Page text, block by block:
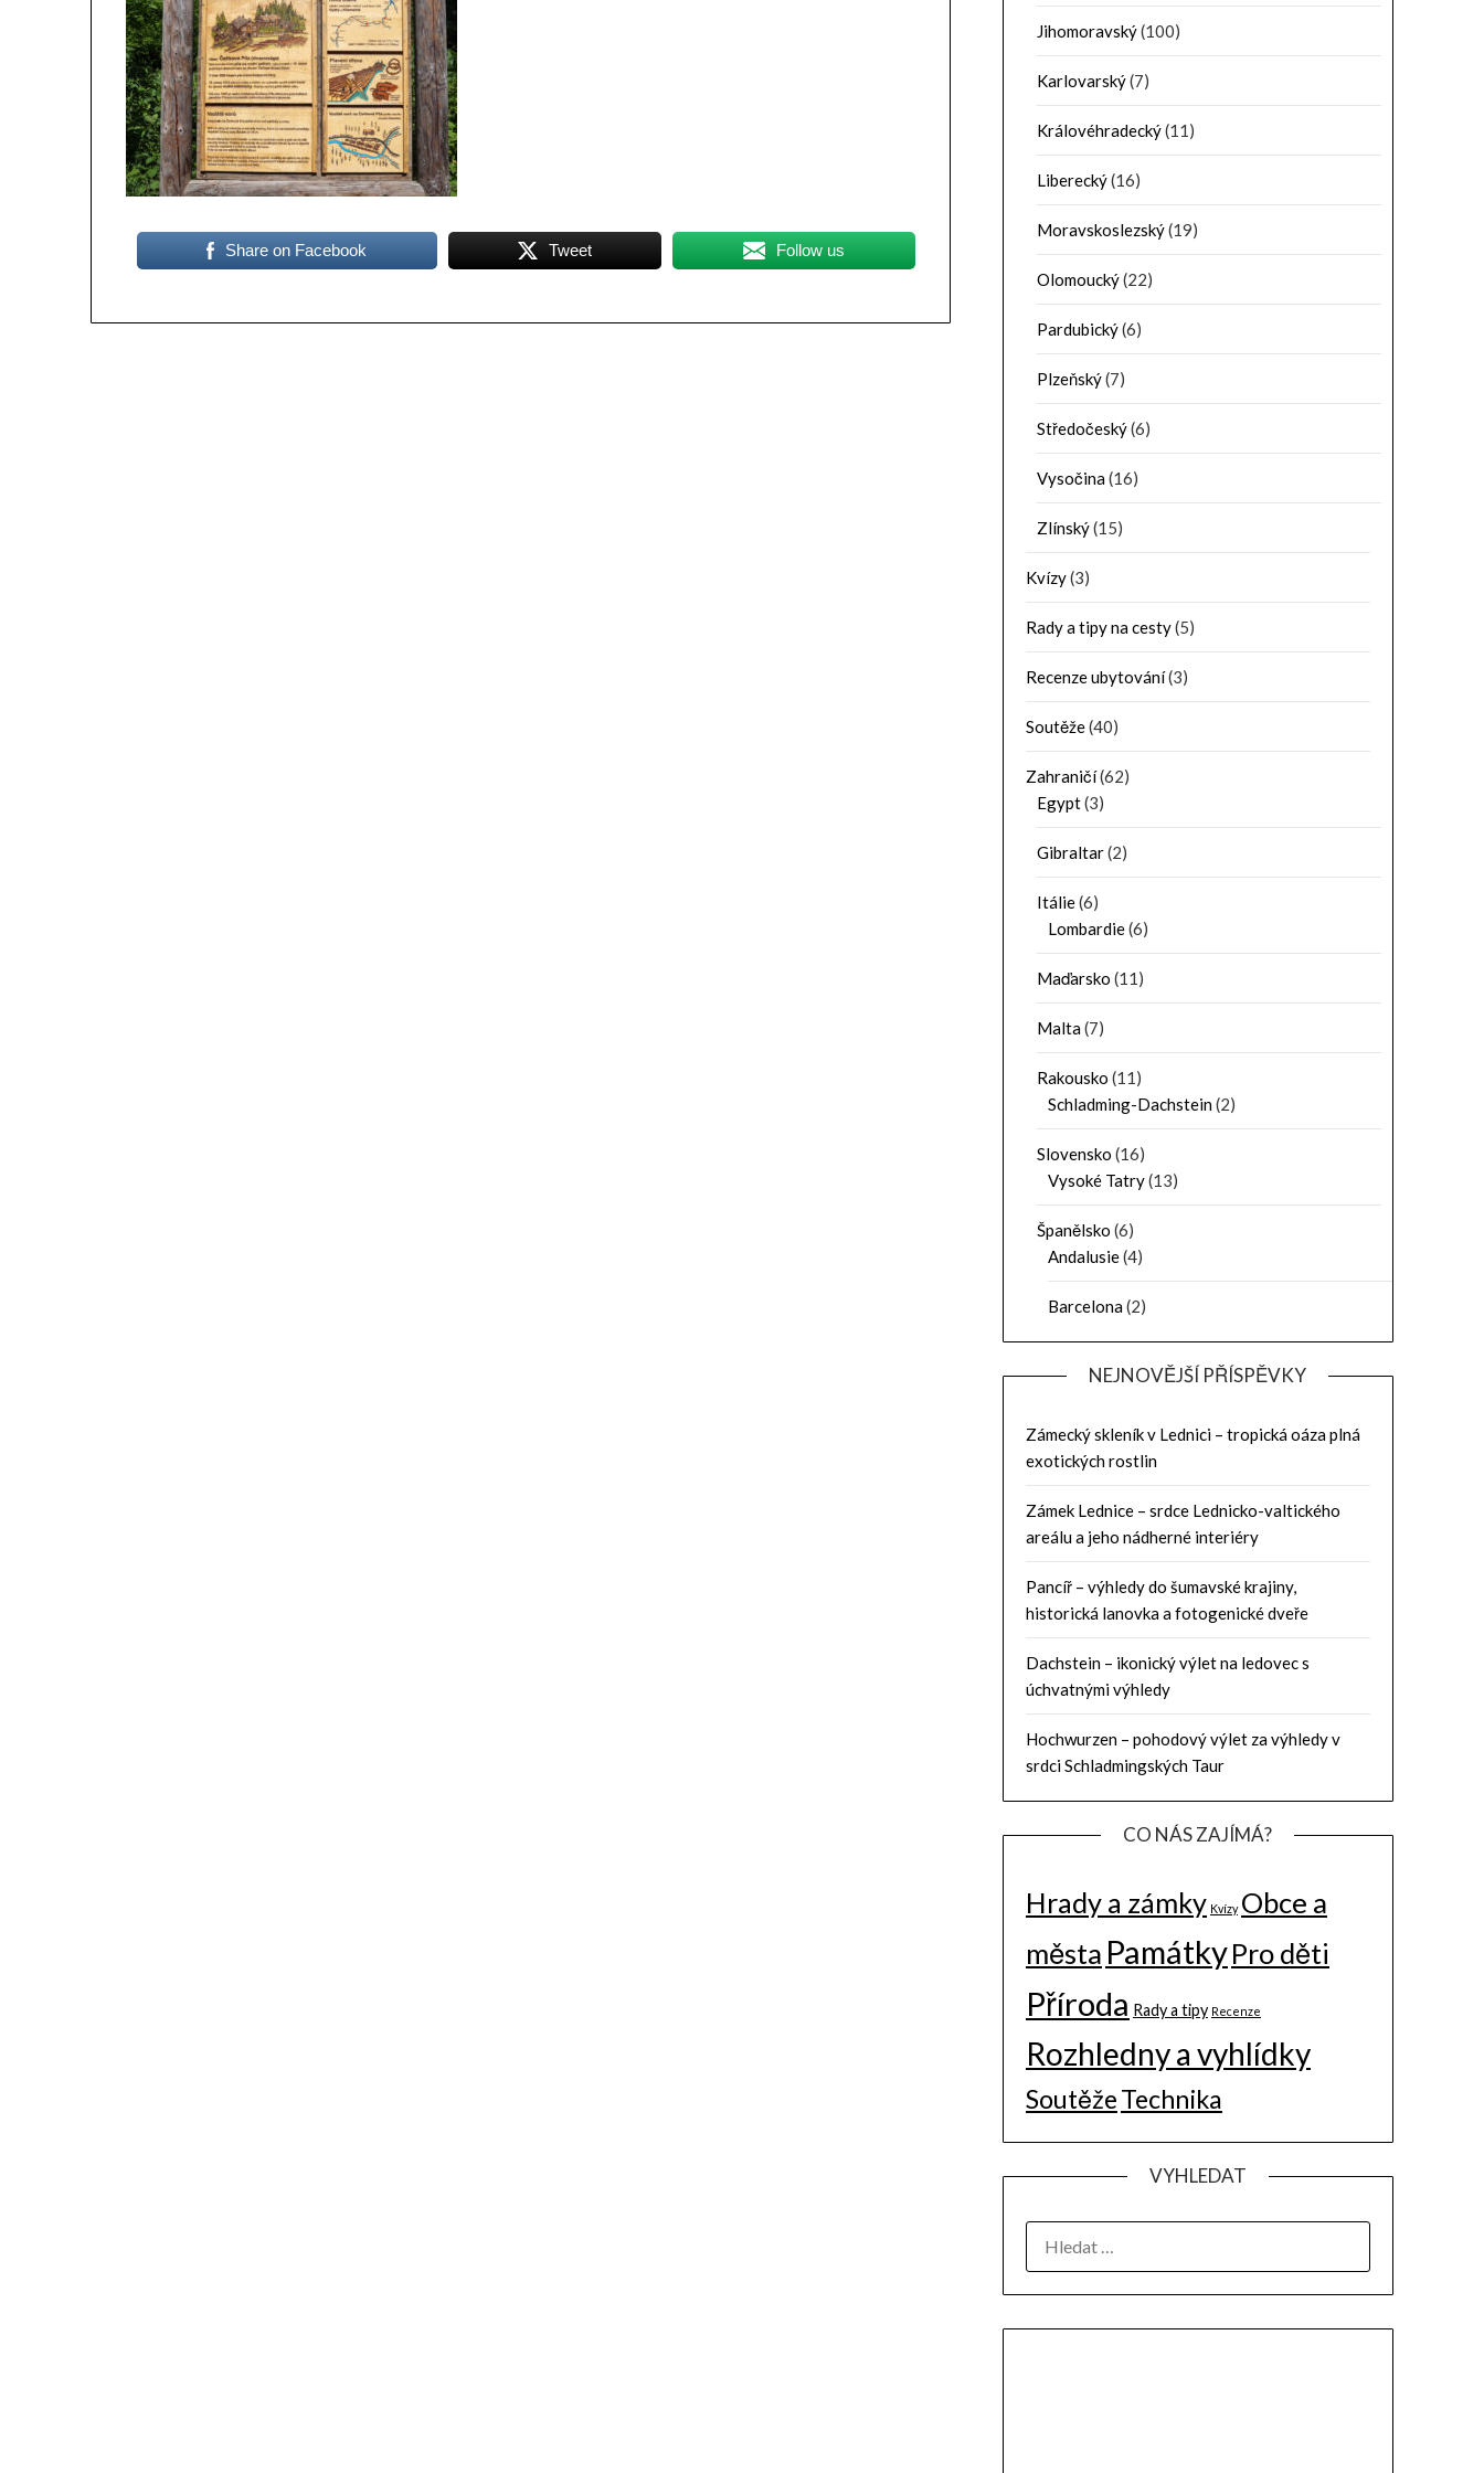
Share on Facebook Tweet Follow us
Jihomoravský(100)
Karlovarský(7)
Královéhradecký(11)
Liberecký(16)
Moravskoslezský(19)
Olomoucký(22)
Pardubický(6)
Plzeňský(7)
Středočeský(6)
Vysočina(16)
Zlínský(15)
Kvízy(3)
Rady a tipy na cesty(5)
Recenze ubytování(3)
Soutěže(40)
Zahraničí(62)
Egypt(3)
Gibraltar(2)
Itálie(6)
Lombardie(6)
Maďarsko (11)
Malta(7)
Rakousko (11)
Schladming-Dachstein(2)
Slovensko (16)
Vysoké Tatry(13)
Španělsko (6)
Andalusie(4)
Barcelona(2)
NEJNOVĚJŠÍ PŘÍSPĚVKY
Zámecký skleník v Lednici – tropická oáza plná
exotických rostlin
Zámek Lednice – srdce Lednicko-valtického
areálu a jeho nádherné interiéry
Pancíř – výhledy do šumavské krajiny,
historická lanovka a fotogenické dveře
Dachstein – ikonický výlet na ledovec s
úchvatnými výhledy
Hochwurzen – pohodový výlet za výhledy v
srdci Schladmingských Taur
CO NÁS ZAJÍMÁ?
Hrady a zámky Kvízy Obce a
města PamátkyPro děti
Příroda Rady a tipy Recenze
Rozhledny a vyhlídky
SoutěžeTechnika
VYHLEDAT